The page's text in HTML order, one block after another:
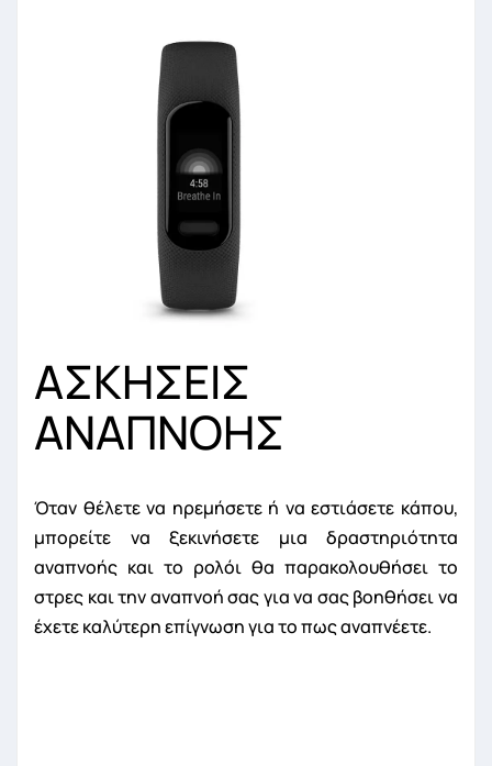
ΑΣΚΗΣΕΙΣ
ΑΝΑΠΝΟΗΣ
Όταν θέλετε να ηρεμήσετε ή να εστιάσετε κάπου,
μπορείτε να ξεκινήσετε μια δραστηριότητα
αναπνοής και το ρολόι θα παρακολουθήσει το
στρες και την αναπνοή σας για να σας βοηθήσει να
έχετε καλύτερη επίγνωση για το πως αναπνέετε.